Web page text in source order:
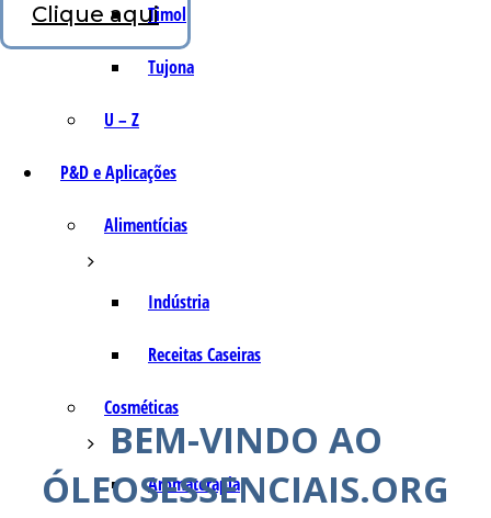
Timol
Tujona
U – Z
P&D e Aplicações
Alimentícias
Indústria
Receitas Caseiras
Cosméticas
Aromaterapia
Clique aqui
BEM-VINDO AO
ÓLEOSESSENCIAIS.ORG